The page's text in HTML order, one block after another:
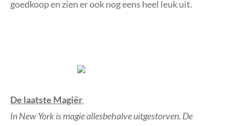
goedkoop en zien er ook nog eens heel leuk uit.
De laatste Magiër
In New York is magie allesbehalve uitgestorven. De